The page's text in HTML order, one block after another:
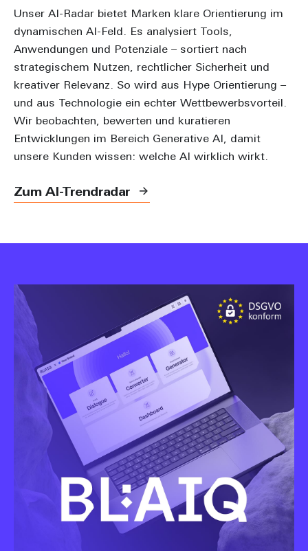
Unser AI-Radar bietet Marken klare Orientierung im
dynamischen AI-Feld. Es analysiert Tools,
Anwendungen und Potenziale – sortiert nach
strategischem Nutzen, rechtlicher Sicherheit und
kreativer Relevanz. So wird aus Hype Orientierung –
und aus Technologie ein echter Wettbewerbsvorteil.
Wir beobachten, bewerten und kuratieren
Entwicklungen im Bereich Generative AI, damit
unsere Kunden wissen: welche AI wirklich wirkt.
Zum AI-Trendradar